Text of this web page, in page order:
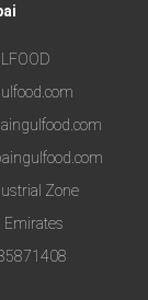
Zone
Emirates